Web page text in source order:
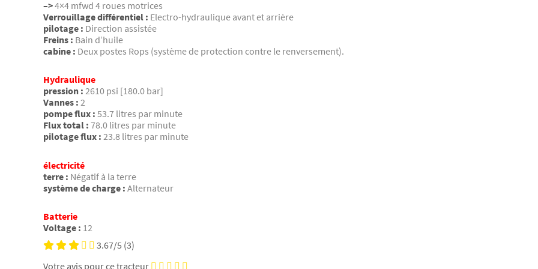
–>4×4 mfwd 4 roues motrices
Verrouillage différentiel : Electro-hydraulique avant et arrière
pilotage : Direction assistée
Freins : Bain d’huile
cabine : Deux postes Rops (système de protection contre le renversement).
Hydraulique
pression : 2610 psi [180.0 bar]
Vannes : 2
pompe flux : 53.7 litres par minute
Flux total : 78.0 litres par minute
pilotage flux : 23.8 litres par minute
électricité
terre : Négatif à la terre
système de charge : Alternateur
Batterie
Voltage : 12
3.67/5 (3)
Votre avis pour ce tracteur